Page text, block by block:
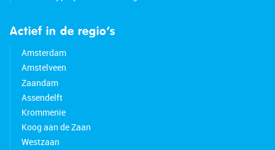
Actief in de regio’s
Amsterdam
Amstelveen
Zaandam
Assendelft
Krommenie
Koog aan de Zaan
Westzaan